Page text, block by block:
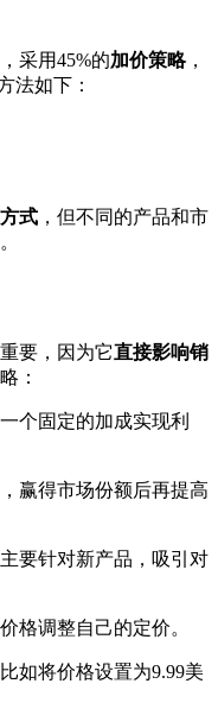
采用45%的加价策略，
法如下：
式 ，但不同的产品和市
要，因为它直接影响销
：
个固定的加成实现利
赢得市场份额后再提高
要针对新产品，吸引对
格调整自己的定价。
如将价格设置为9.99美